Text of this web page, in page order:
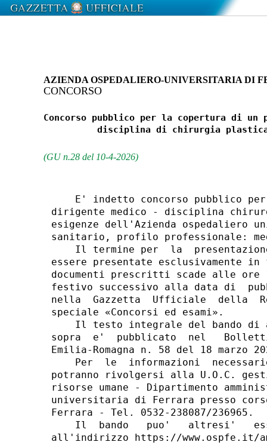
AZIENDA OSPEDALIERO-UNIVERSITARIA DI
CONCORSO
Concorso pubblico per la copertura di
disciplina di chirurgia
(GU n.28 del 10-4-2026)
E' indetto concorso pubblico
dirigente medico - disciplina
esigenze dell'Azienda
sanitario, profilo professionale:
Il termine per  la
essere presentate esclusivamente
documenti prescritti scade alle ore
festivo successivo alla data di
nella  Gazzetta  Ufficiale  della
speciale «Concorsi ed esami».
Il testo integrale del bando di
sopra  e'  pubblicato  nel
Emilia-Romagna n. 58 del 18 marzo
Per  le  informazioni
potranno rivolgersi alla U.O.C.
risorse umane - Dipartimento
universitaria di Ferrara presso
Ferrara - Tel. 0532-238087/236965.
Il  bando   puo'   altresi'
all'indirizzo https://www.ospfe.it/